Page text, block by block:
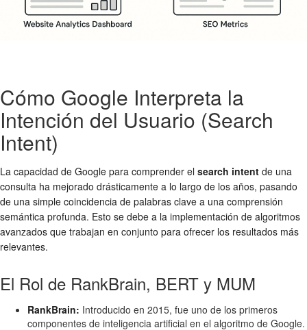
Cómo Google Interpreta la
Intención del Usuario (Search
Intent)
La capacidad de Google para comprender el search intent de una
consulta ha mejorado drásticamente a lo largo de los años, pasando
de una simple coincidencia de palabras clave a una comprensión
semántica profunda. Esto se debe a la implementación de algoritmos
avanzados que trabajan en conjunto para ofrecer los resultados más
relevantes.
El Rol de RankBrain, BERT y MUM
RankBrain: Introducido en 2015, fue uno de los primeros
componentes de inteligencia artificial en el algoritmo de Google.